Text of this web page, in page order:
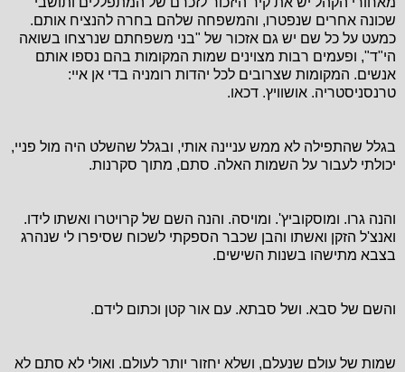
שכונה אחרים שנפטרו, והמשפחה שלהם בחרה להנציח אותם.
כמעט על כל שם יש גם אזכור של "בני משפחתם שנרצחו בשואה
הי"ד", ופעמים רבות מצוינים שמות המקומות בהם נספו אותם
אנשים. המקומות שצרובים לכל יהדות רומניה בדי אן איי:
טרנסניסטריה. אושוויץ. דכאו.
בגלל שהתפילה לא ממש עניינה אותי, ובגלל שהשלט היה מול פניי,
יכולתי לעבור על השמות האלה. סתם, מתוך סקרנות.
והנה גרו. ומוסקוביץ'. ומויסה. והנה השם של קרויטרו ואשתו לידו.
ואנצ'ל הזקן ואשתו והבן שכבר הספקתי לשכוח שסיפרו לי שנהרג
בצבא מתישהו בשנות השישים.
והשם של סבא. ושל סבתא. עם אור קטן וכתום לידם.
שמות של עולם שנעלם, ושלא יחזור יותר לעולם. ואולי לא סתם לא